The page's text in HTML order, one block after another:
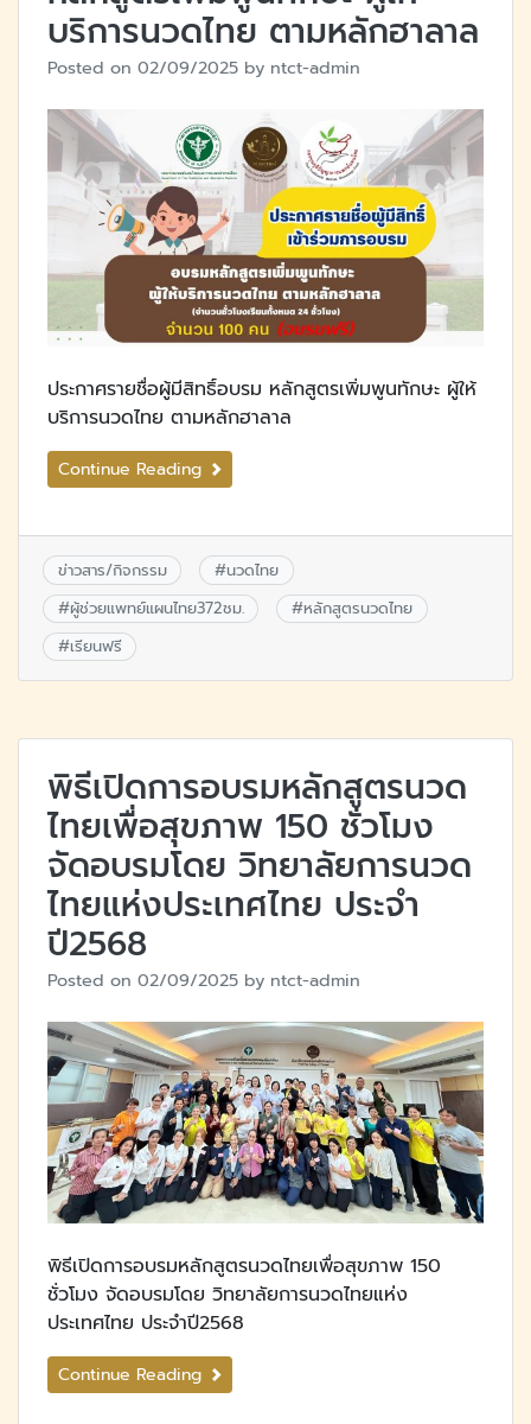
บริการนวดไทย ตามหลักฮาลาล
Posted on 02/09/2025 by ntct-admin
ประกาศรายชื่อผู้มีสิทธิ์อบรม หลักสูตรเพิ่มพูนทักษะ ผู้ให้
บริการนวดไทย ตามหลักฮาลาล
Continue Reading
ข่าวสาร/กิจกรรม #นวดไทย
#ผู้ช่วยแพทย์แผนไทย372ชม. #หลักสูตรนวดไทย
#เรียนฟรี
พิธีเปิดการอบรมหลักสูตรนวด
ไทยเพื่อสุขภาพ 150 ชั่วโมง
จัดอบรมโดย วิทยาลัยการนวด
ไทยแห่งประเทศไทย ประจำ
ปี2568
Posted on 02/09/2025 by ntct-admin
พิธีเปิดการอบรมหลักสูตรนวดไทยเพื่อสุขภาพ 150
ชั่วโมง จัดอบรมโดย วิทยาลัยการนวดไทยแห่ง
ประเทศไทย ประจำปี2568
Continue Reading